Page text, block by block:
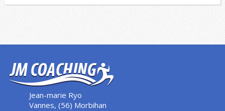
Jean-marie Ryo
Vannes, (56) Morbihan